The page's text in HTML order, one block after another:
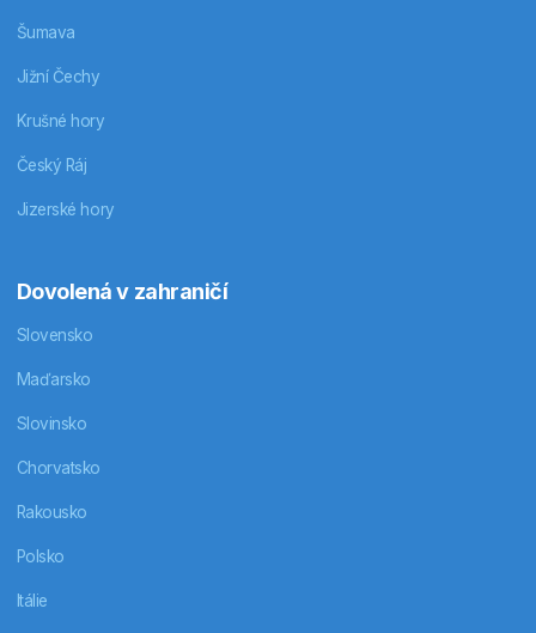
Šumava
Jižní Čechy
Krušné hory
Český Ráj
Jizerské hory
Dovolená v zahraničí
Slovensko
Maďarsko
Slovinsko
Chorvatsko
Rakousko
Polsko
Itálie